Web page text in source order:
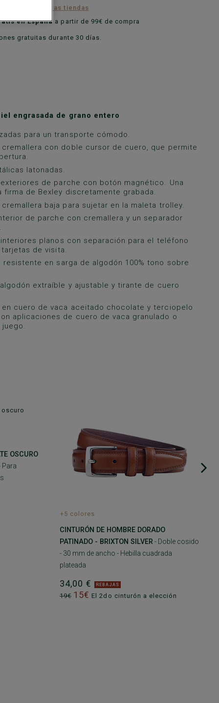
en nuestras tiendas
en España a partir de 99€ de compra
gratuitas durante 30 días.
engrasada de grano entero
para un transporte cómodo.
con doble cursor de cuero, que permite
latonadas.
de parche con botón magnético. Una
firma de Bexley discretamente grabada.
baja para sujetar en la maleta trolley.
de parche con cremallera y un separador
planos con separación para el teléfono
de visita.
resistente en sarga de algodón 100% tono sobre
extraíble y ajustable y tirante de cuero
en cuero de vaca aceitado chocolate y terciopelo
aplicaciones de cuero de vaca granulado o
OSCURO
Para
+5 colores
CINTURÓN DE HOMBRE DORADO
PATINADO - BRIXTON SILVER - Doble cosido
- 30 mm de ancho - Hebilla cuadrada
plateada
34,00 € REBAJAS
19€ 15€ El 2do cinturón a elección